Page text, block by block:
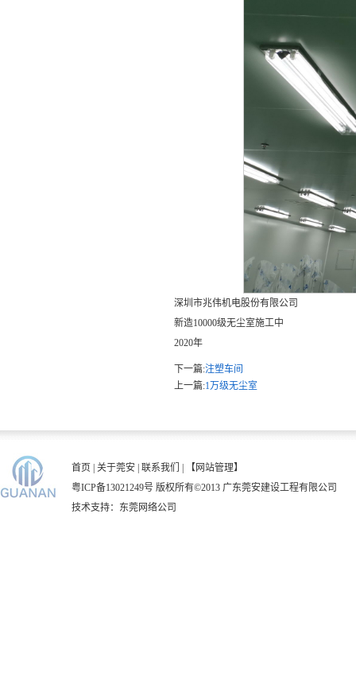
深圳市兆伟机电股份有限公司
新造10000级无尘室施工中
2020年
下一篇:注塑车间
上一篇:1万级无尘室
首页 关于莞安 联系我们
【网站管理】
粤ICP备13021249号 版权所有©2013 广东莞安建设工程有限公司
技术支持： 东莞网络公司